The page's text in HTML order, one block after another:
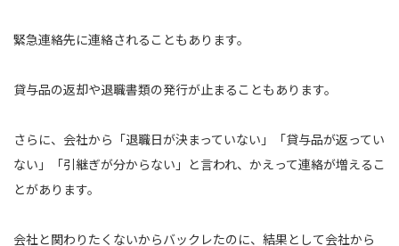
緊急連絡先に連絡されることもあります。
貸与品の返却や退職書類の発行が止まることもあります。
さらに、会社から「退職日が決まっていない」「貸与品が返ってい
ない」「引継ぎが分からない」と言われ、かえって連絡が増えるこ
とがあります。
会社と関わりたくないからバックレたのに、結果として会社から